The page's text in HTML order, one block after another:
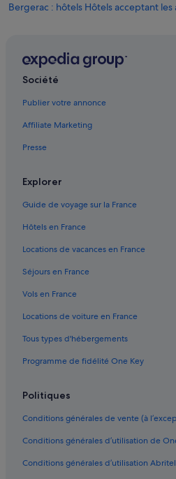
Bergerac : hôtels Hôtels acceptant
Bergerac : hôtels Hôtels LGBTQIA+
Bergerac : hôtels Hôtels pas chers
Boisse : hôtels Hôtels pas chers
Château de Bridoire : hôtels à proximité
Château de Monbazillac : hôtels à
Conne-De-Labarde : hôtels
Eymet : Agrotourisme
Eymet : Appart’hôtels
Eymet : Chambres d’hôtes
Eymet : Châteaux
Eymet : Maison d’hôtes
Eymet : hôtels Hôtels romantiques
Société
Publier votre annonce
Affiliate Marketing
Presse
Explorer
Guide de voyage sur la France
Hôtels en France
Locations de vacances en France
Séjours en France
Vols en France
Locations de voiture en France
Tous types d'hébergements
Programme de fidélité One Key
Politiques
Conditions générales de vente (à
Conditions générales d’utilisation de
Conditions générales d’utilisation Abritel